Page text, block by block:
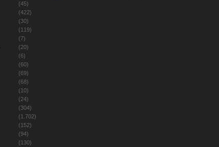
(45)
(422)
(30)
(119)
(7)
(20)
(6)
(60)
(69)
(68)
(10)
(24)
(304)
(1.702)
(152)
(94)
(130)